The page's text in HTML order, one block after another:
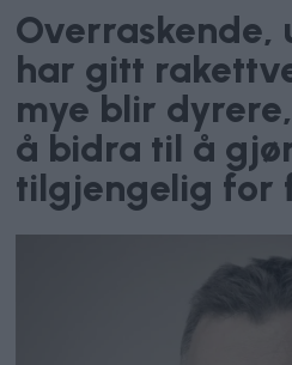
Overraskende,
har gitt
mye blir
å bidra til å
tilgjengelig for